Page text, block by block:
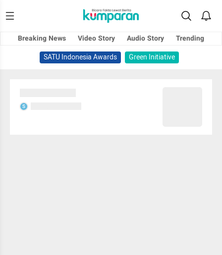
Breaking News Video Story Audio Story
Trending
SATU Indonesia Awards
Green Initiative
S